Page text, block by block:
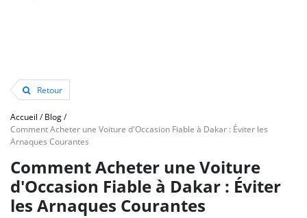
Retour
Accueil /Blog/
Comment Acheter une Voiture d'Occasion Fiable à Dakar : Éviter les
Arnaques Courantes
Comment Acheter une Voiture
d'Occasion Fiable à Dakar : Éviter
les Arnaques Courantes